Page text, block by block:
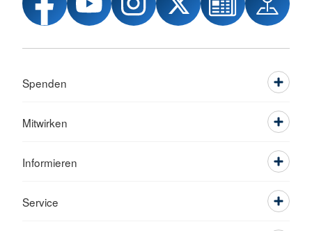
Spenden
Mitwirken
Informieren
Service